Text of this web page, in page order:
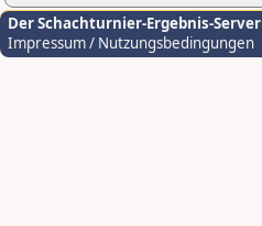
Der Schachturnier-Ergebnis-Server
Impressum / Nutzungsbedingungen